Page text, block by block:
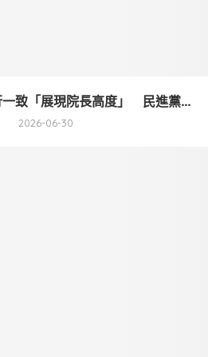
致「展現院長高度」 民進黨...
2026-06-30